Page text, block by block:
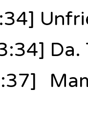
Da.